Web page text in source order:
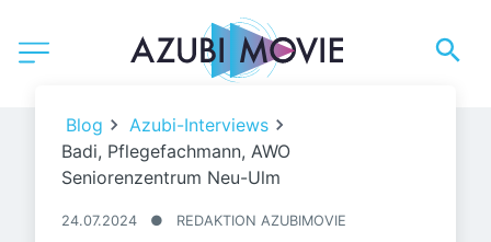
Blog
Azubi-Interviews
Badi, Pflegefachmann, AWO
Seniorenzentrum Neu-Ulm
24.07.2024 ● REDAKTION AZUBIMOVIE